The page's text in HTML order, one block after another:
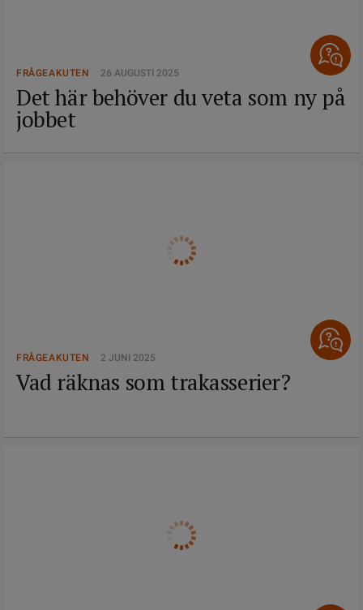
FRÅGEAKUTEN 26 AUGUSTI 2025
Det här behöver du veta som ny på
jobbet
FRÅGEAKUTEN 2 JUNI 2025
Vad räknas som trakasserier?